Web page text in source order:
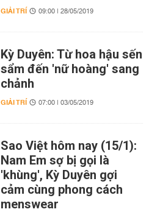
GIẢI TRÍ 09:00 | 28/05/2019
Kỳ Duyên: Từ hoa hậu sến
sẩm đến 'nữ hoàng' sang
chảnh
GIẢI TRÍ 07:00 | 03/05/2019
Sao Việt hôm nay (15/1):
Nam Em sợ bị gọi là
'khùng', Kỳ Duyên gợi
cảm cùng phong cách
menswear